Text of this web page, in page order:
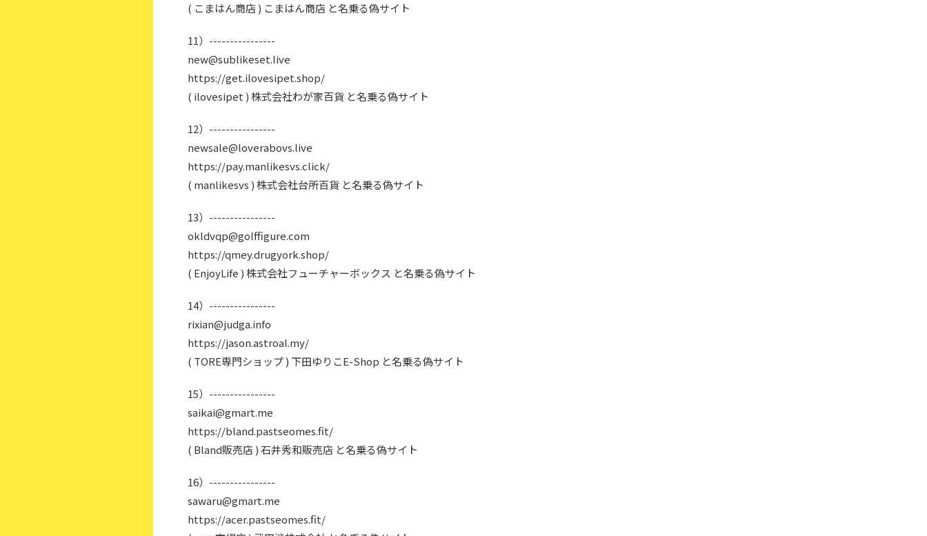
( こまはん商店 ) こまはん商店 と名乗る偽サイト
11）----------------
new@sublikeset.live
https://get.ilovesipet.shop/
( ilovesipet ) 株式会社わが家百貨 と名乗る偽サイト
12）----------------
newsale@loverabovs.live
https://pay.manlikesvs.click/
( manlikesvs ) 株式会社台所百貨 と名乗る偽サイト
13）----------------
okldvqp@golffigure.com
https://qmey.drugyork.shop/
( EnjoyLife ) 株式会社フューチャーボックス と名乗る偽サイト
14）----------------
rixian@judga.info
https://jason.astroal.my/
( TORE専門ショップ ) 下田ゆりこE-Shop と名乗る偽サイト
15）----------------
saikai@gmart.me
https://bland.pastseomes.fit/
( Bland販売店 ) 石井秀和販売店 と名乗る偽サイト
16）----------------
sawaru@gmart.me
https://acer.pastseomes.fit/